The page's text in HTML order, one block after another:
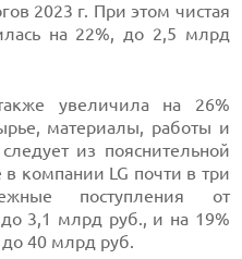
2023 г. При этом чистая
на 22%, до 2,5 млрд
увеличила на 26%
материалы, работы и
из пояснительной
в компании LG почти в три
поступления от
3,1 млрд руб., и на 19%
40 млрд руб.